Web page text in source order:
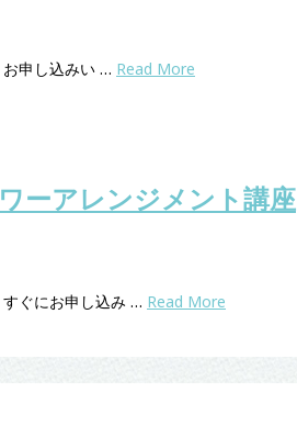
申し込みい … Read More
ーアレンジメント講座
ぐにお申し込み … Read More